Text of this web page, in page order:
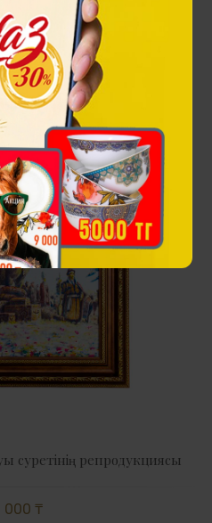
суретінің репродукциясы
000 ₸